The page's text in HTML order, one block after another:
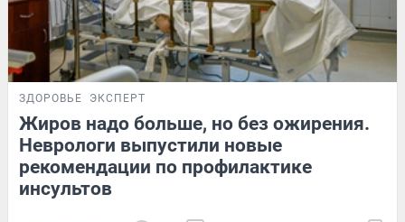
ЗДОРОВЬЕ ЭКСПЕРТ
Жиров надо больше, но без ожирения.
Неврологи выпустили новые
рекомендации по профилактике
инсультов